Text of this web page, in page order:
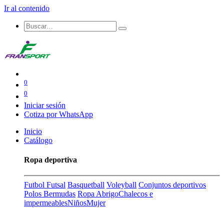
Ir al contenido
0
0
Iniciar sesión
Cotiza por WhatsApp
Inicio
Catálogo
Ropa deportiva
Futbol Futsal Basquetball Voleyball Conjuntos deportivos
Polos Bermudas Ropa AbrigoChalecos e
impermeablesNiñosMujer